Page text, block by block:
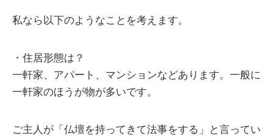
私なら以下のようなことを考えます。
・住居形態は？
一軒家、アパート、マンションなどあります。一般に
一軒家のほうが物が多いです。
ご主人が「仏壇を持ってきて法事をする」と言ってい